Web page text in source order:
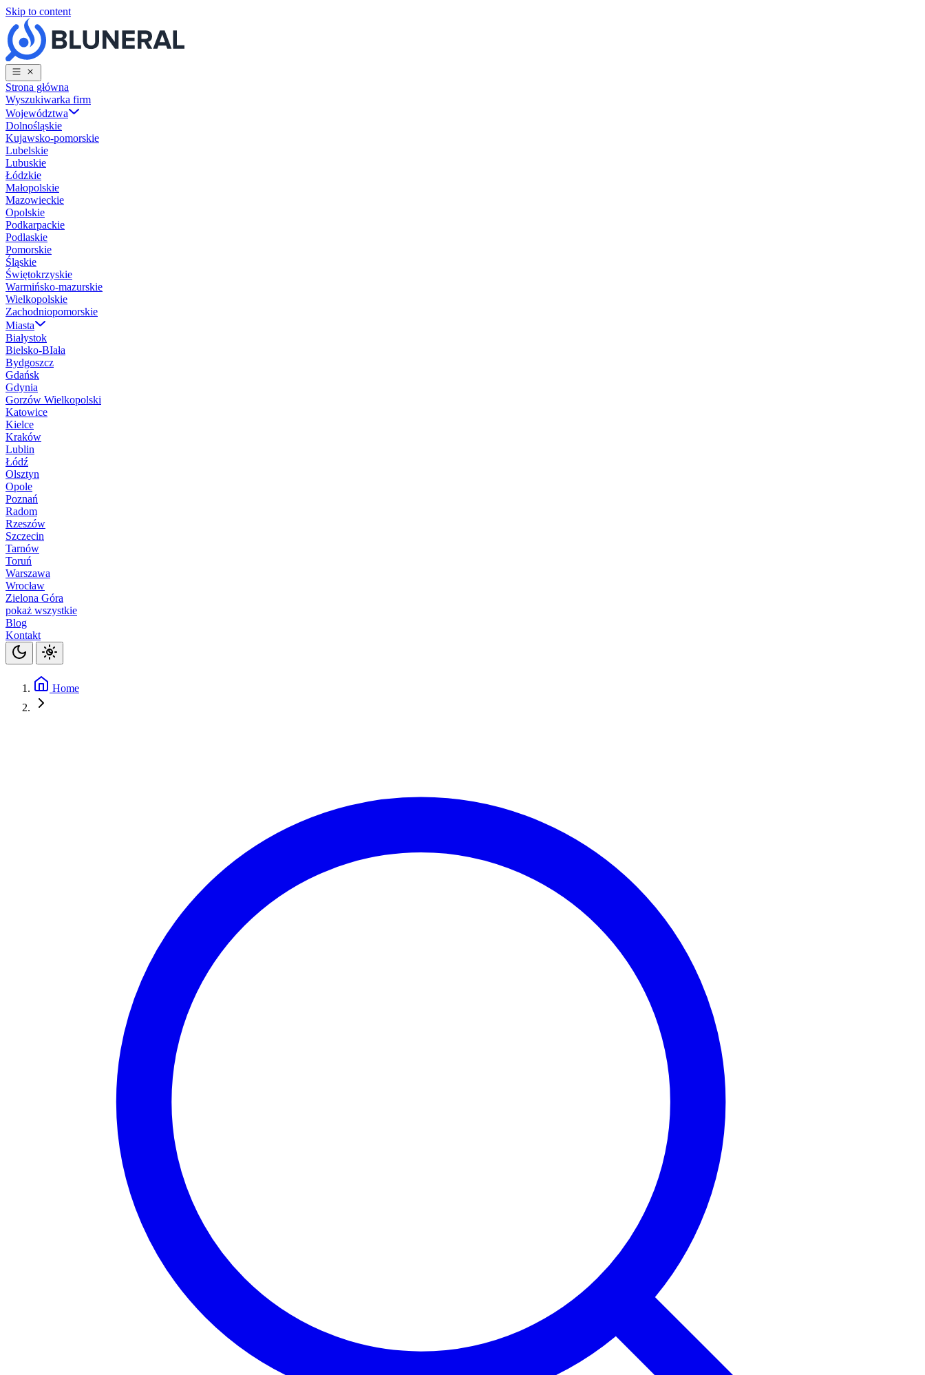
Skip to content
Strona główna
Wyszukiwarka firm
Województwa
Dolnośląskie
Kujawsko-pomorskie
Lubelskie
Lubuskie
Łódzkie
Małopolskie
Mazowieckie
Opolskie
Podkarpackie
Podlaskie
Pomorskie
Śląskie
Świętokrzyskie
Warmińsko-mazurskie
Wielkopolskie
Zachodniopomorskie
Miasta
Białystok
Bielsko-BIała
Bydgoszcz
Gdańsk
Gdynia
Gorzów Wielkopolski
Katowice
Kielce
Kraków
Lublin
Łódź
Olsztyn
Opole
Poznań
Radom
Rzeszów
Szczecin
Tarnów
Toruń
Warszawa
Wrocław
Zielona Góra
pokaż wszystkie
Blog
Kontakt
Home